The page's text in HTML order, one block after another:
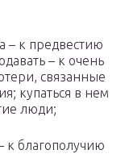
– к предвестию
– к очень
связанные
купаться в нем
люди;
к благополучию